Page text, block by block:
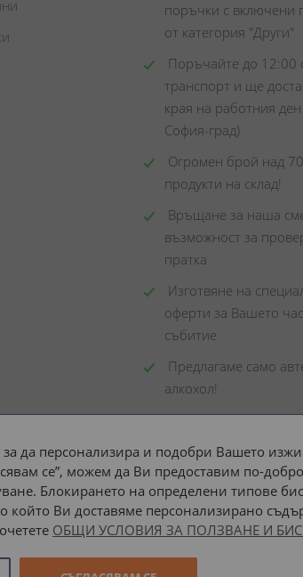
поръчки с включени
от категория "Други"
Поръчайте до 12:00
транспорт и ще
края на работния ден
София-град)
Огромен брой над
продукти на склад!
Връщане за наша
възможност за
пратка
Изготвяне на
оферти за Вашето
събитие
Предлагаме само
алкохол!
Доставка до адрес с:
за да персонализира и подобри Вашето
се”, можем да Ви предоставим по-
Блокирането на определени типове
който Ви доставяме персонализирано
ОБЩИ УСЛОВИЯ ЗА ПОЛЗВАНЕ И